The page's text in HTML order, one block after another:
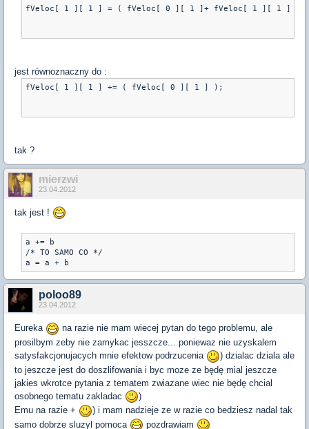
fVeloc[ 1 ][ 1 ] = ( fVeloc[ 0 ][ 1 ]+ fVeloc[ 1 ][ 1 ]
jest równoznaczny do :
fVeloc[ 1 ][ 1 ] += ( fVeloc[ 0 ][ 1 ] );
tak ?
mierzwi
23.04.2012
tak jest !
a += b
/* TO SAMO CO */
a = a + b
poloo89
23.04.2012
Eureka
na razie nie mam wiecej pytan do tego problemu, ale
prosilbym zeby nie zamykac jesszcze... poniewaz nie uzyskalem
satysfakcjonujacych mnie efektow podrzucenia
) dzialac dziala ale
to jeszcze jest do doszlifowania i byc moze ze będę mial jeszcze
jakies wkrotce pytania z tematem zwiazane wiec nie będę chcial
osobnego tematu zakladac
)
Emu na razie +
) i mam nadzieje ze w razie co bedziesz nadal tak
samo dobrze sluzyl pomoca
pozdrawiam